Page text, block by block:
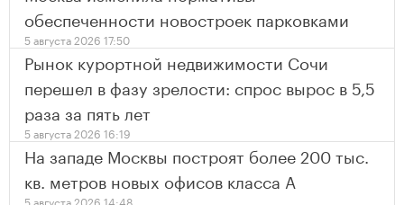
обеспеченности новостроек парковками
5 августа 2026 17:50
Рынок курортной недвижимости Сочи
перешел в фазу зрелости: спрос вырос в 5,5
раза за пять лет
5 августа 2026 16:19
На западе Москвы построят более 200 тыс.
кв. метров новых офисов класса А
5 августа 2026 14:48